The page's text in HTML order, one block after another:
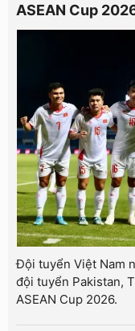
ASEAN Cup
Đội tuyển Việt Nam
đội tuyển Pakistan,
ASEAN Cup 2026.